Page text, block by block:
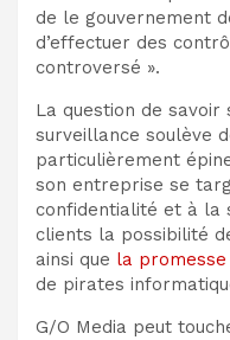
de le gouvernement
d’effectuer des
controversé ».
La question de savoir
surveillance soulève
particulièrement
son entreprise se
confidentialité et à la
clients la possibilité
ainsi que la
de pirates
G/O Media peut